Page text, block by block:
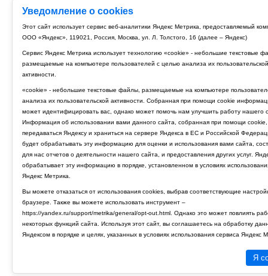
Уведомление о cookies
Этот сайт использует сервис веб-аналитики Яндекс Метрика, предоставляемый
ООО «Яндекс», 119021, Россия, Москва, ул. Л. Толстого, 16 (далее – Яндекс)
Сервис Яндекс Метрика использует технологию «cookie» - небольшие текстовые
размещаемые на компьютере пользователей с целью анализа их пользовательской
активности.
«cookie» - небольшие текстовые файлы, размещаемые на компьютере
анализа их пользовательской активности. Собранная при помощи cookie
может идентифицировать вас, однако может помочь нам улучшить работу нашего
Информация об использовании вами данного сайта, собранная при помощи cookie,
передаваться Яндексу и храниться на сервере Яндекса в ЕС и Российской
будет обрабатывать эту информацию для оценки и использования вами сайта,
для нас отчетов о деятельности нашего сайта, и предоставления других услуг.
обрабатывает эту информацию в порядке, установленном в условиях
Яндекс Метрика.
Вы можете отказаться от использования cookies, выбрав соответствующие
браузере. Также вы можете использовать инструмент –
https://yandex.ru/support/metrika/general/opt-out.html. Однако это может повлиять
некоторых функций сайта. Используя этот сайт, вы соглашаетесь на обработку
Яндексом в порядке и целях, указанных в условиях использования сервиса Яндекс
Я